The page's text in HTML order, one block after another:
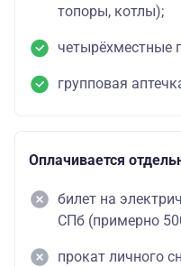
топоры, котлы);
четырёхместные
групповая
Оплачивается
билет на
СПб (примерно
прокат личного